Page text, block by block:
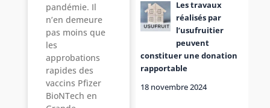
pandémie. Il
n’en demeure
pas moins que
les
approbations
rapides des
vaccins Pfizer
BioNTech en
Les travaux
réalisés par
l’usufruitier
peuvent
constituer une donation
rapportable
18 novembre 2024